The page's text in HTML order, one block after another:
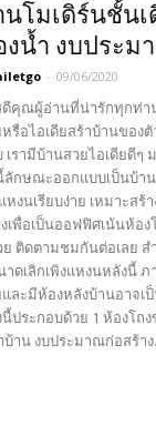
นโมเดิร์นชั้นเ
งน้ำ งบประม
- 09/06/2020
ดีคุณผู้อ่านที่น่ารักทุกท่า
รือไอเดียสร้าบ้านของ
เรามีบ้านสวยไอเดียดี
ลักษณะออกแบบเป็นบ้า
หงนเรียบง่าย เหมาะ
เพื่อเป็นออฟฟิศเน้นห้อ
ติดตามชมกันต่อเลย ส
ดเลิกเพิงแหงนหลังนี้
และมีห้องหลังบ้านอาจ
ประกอบด้วย 1 ห้องโถ
าน งบประมาณก่อสร้าง